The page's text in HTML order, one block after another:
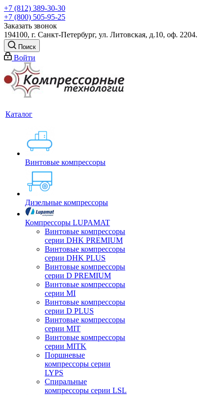
+7 (812) 389-30-30
+7 (800) 505-95-25
Заказать звонок
194100, г. Санкт-Петербург, ул. Литовская, д.10, оф. 2204.
Поиск
Войти
Каталог
Винтовые компрессоры
Дизельные компрессоры
Компрессоры LUPAMAT
Винтовые компрессоры
серии DHK PREMIUM
Винтовые компрессоры
серии DHK PLUS
Винтовые компрессоры
серии D PREMIUM
Винтовые компрессоры
серии MI
Винтовые компрессоры
серии D PLUS
Винтовые компрессоры
серии MIT
Винтовые компрессоры
серии MITK
Поршневые
компрессоры серии
LYPS
Спиральные
компрессоры серии LSL